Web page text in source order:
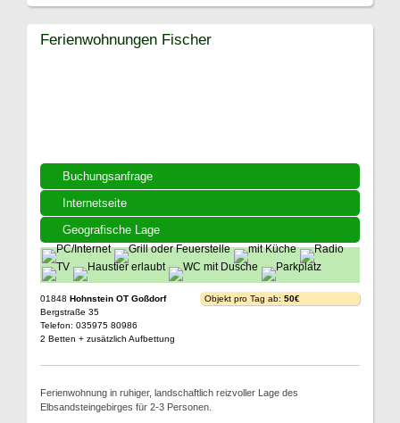
Buchungsanfrage
Internetseite
Geografische Lage
Ferienwohnungen Fischer
01848 Hohnstein OT Goßdorf
Bergstraße 35
Telefon: 035975 80986
2 Betten + zusätzlich Aufbettung
Objekt pro Tag ab: 50€
Ferienwohnung in ruhiger, landschaftlich reizvoller Lage des
Elbsandsteingebirges für 2-3 Personen.